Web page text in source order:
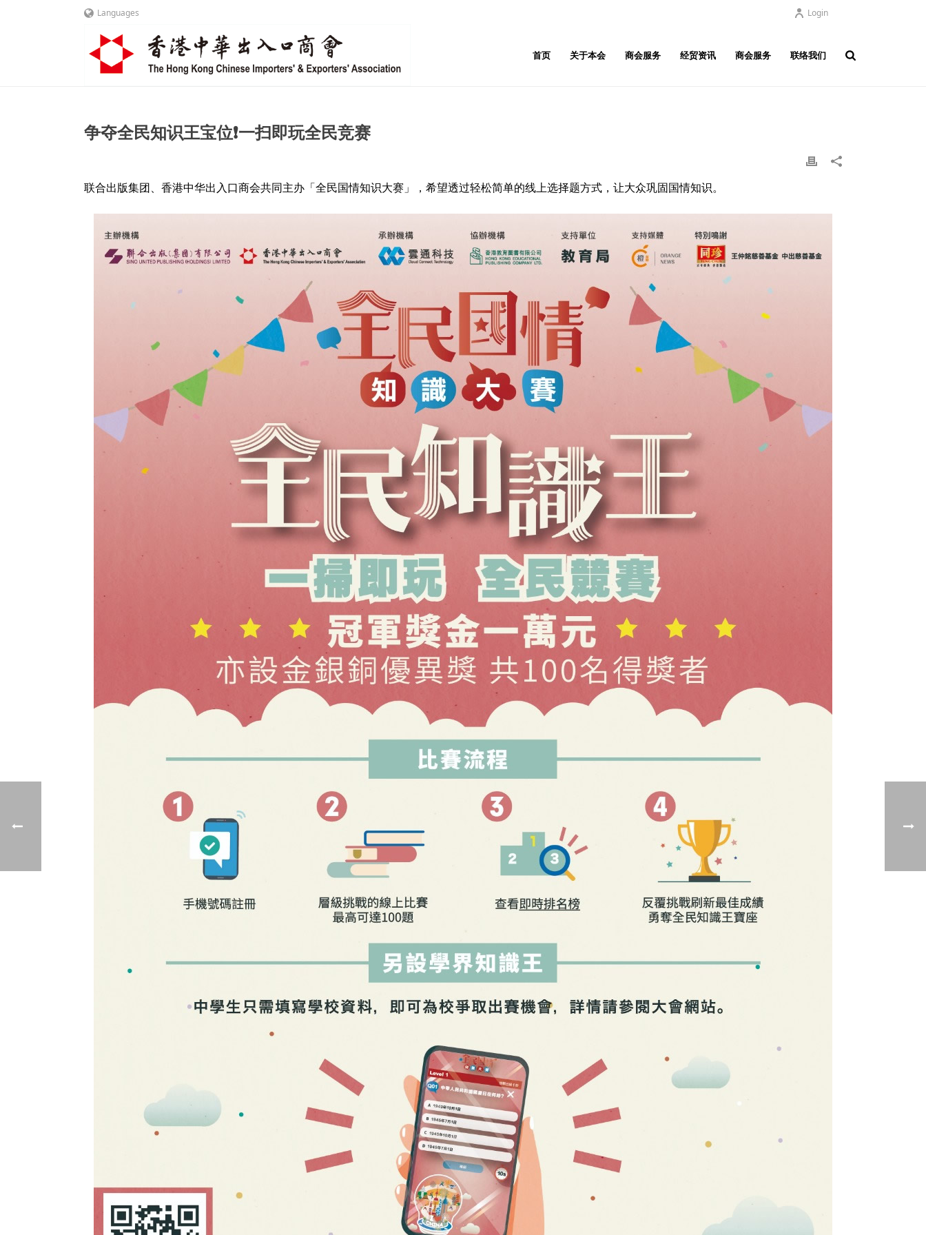
Languages Login
首页 关于本会 商会服务 经贸资讯 商会服务 联络我们
争夺全民知识王宝位❗一扫即玩全民竞赛
联合出版集团、香港中华出入口商会共同主办「全民国情知识大赛」，希望透过轻松简单的线上选择题方式，让大众巩固国情知识。